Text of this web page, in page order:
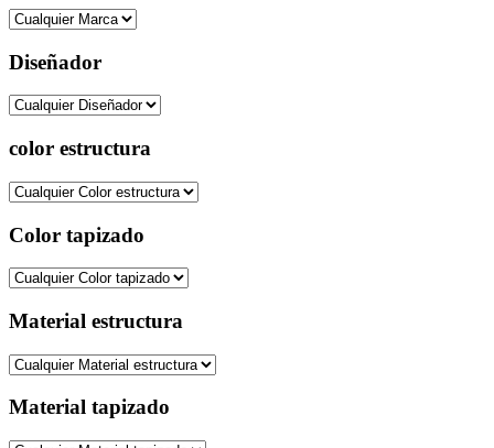
Diseñador
color estructura
Color tapizado
Material estructura
Material tapizado